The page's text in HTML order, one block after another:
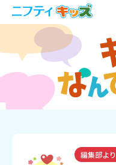
編集部より